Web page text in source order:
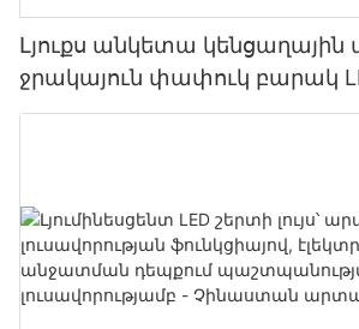
Լյուքս անկետա
ջրակայուն փափուկ բարակ
լուսավորություն 24V 2.08 սմ